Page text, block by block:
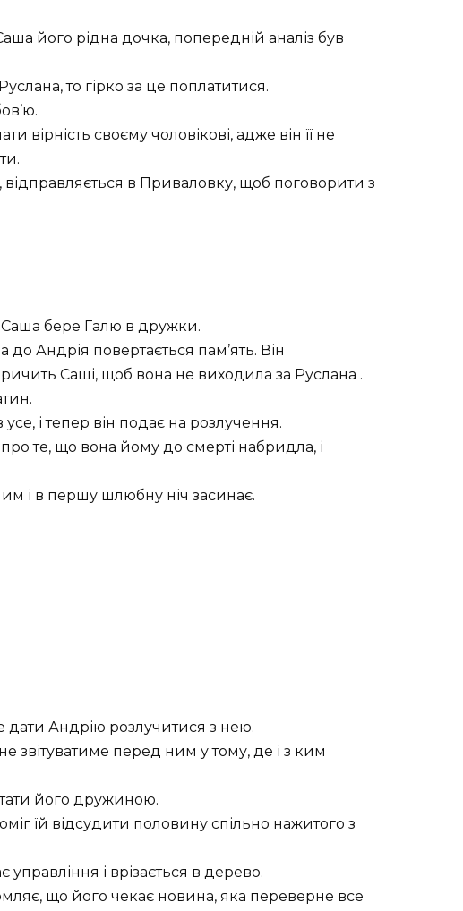
його рідна дочка, попередній аналіз був
то гірко за це поплатитися.
вірність своєму чоловікові, адже він її не
в Приваловку, щоб поговорити з
бере Галю в дружки.
до Андрія повертається пам’ять. Він
Саші, щоб вона не виходила за Руслана .
і тепер він подає на розлучення.
те, що вона йому до смерті набридла, і
і в першу шлюбну ніч засинає.
Андрію розлучитися з нею.
звітуватиме перед ним у тому, де і з ким
його дружиною.
їй відсудити половину спільно нажитого з
управління і врізається в дерево.
що його чекає новина, яка переверне все